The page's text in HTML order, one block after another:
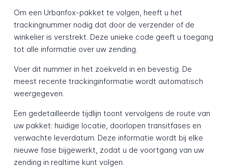
Om een Urbanfox-pakket te volgen, heeft u het
trackingnummer nodig dat door de verzender of de
winkelier is verstrekt. Deze unieke code geeft u toegang
tot alle informatie over uw zending.
Voer dit nummer in het zoekveld in en bevestig. De
meest recente trackinginformatie wordt automatisch
weergegeven.
Een gedetailleerde tijdlijn toont vervolgens de route van
uw pakket: huidige locatie, doorlopen transitfases en
verwachte leverdatum. Deze informatie wordt bij elke
nieuwe fase bijgewerkt, zodat u de voortgang van uw
zending in realtime kunt volgen.